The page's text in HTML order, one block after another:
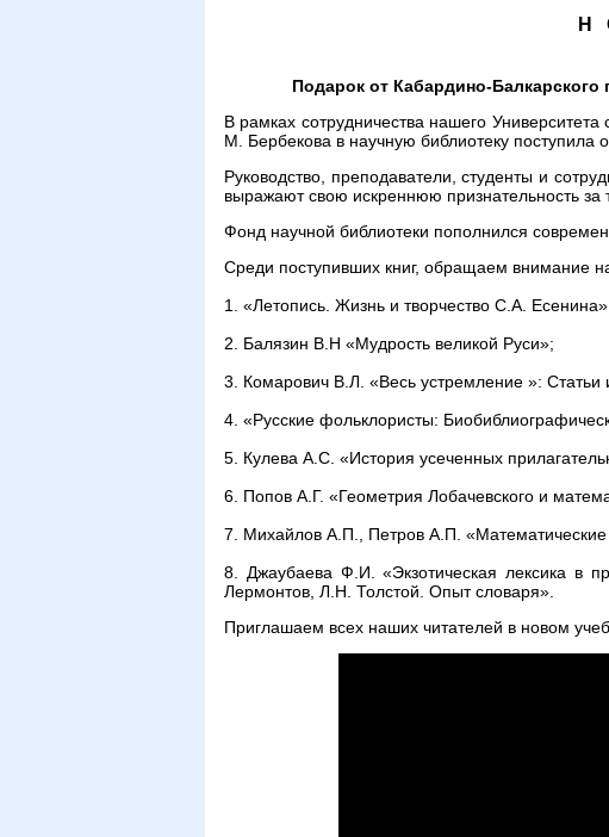
Н
Подарок от Кабардино-Балкарского
В рамках сотрудничества нашего
М. Бербекова в научную библиотеку поступила
Руководство, преподаватели, студенты и
выражают свою искреннюю признательность за
Фонд научной библиотеки пополнился
Среди поступивших книг, обращаем внимание
1. «Летопись. Жизнь и творчество С.А.
2. Балязин В.Н «Мудрость великой Руси»;
3. Комарович В.Л. «Весь устремление »:
4. «Русские фольклористы:
5. Кулева А.С. «История усеченных
6. Попов А.Г. «Геометрия Лобачевского и
7. Михайлов А.П., Петров А.П.
8. Джаубаева Ф.И. «Экзотическая лексика в
Лермонтов, Л.Н. Толстой. Опыт словаря».
Приглашаем всех наших читателей в новом